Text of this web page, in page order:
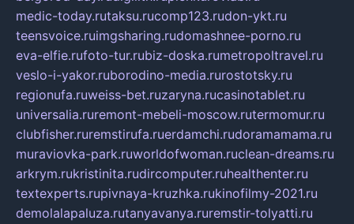
medic-today.rutaksu.rucomp123.rudon-ykt.ru
teensvoice.ruimgsharing.rudomashnee-porno.ru
eva-elfie.rufoto-tur.rubiz-doska.rumetropoltravel.ru
veslo-i-yakor.ruborodino-media.rurostotsky.ru
regionufa.ruweiss-bet.ruzaryna.rucasinotablet.ru
universalia.ruremont-mebeli-moscow.rutermomur.ru
clubfisher.ruremstirufa.ruerdamchi.rudoramamama.ru
muraviovka-park.ruworldofwoman.ruclean-dreams.ru
arkrym.rukristinita.rudircomputer.ruhealthenter.ru
textexperts.rupivnaya-kruzhka.rukinofilmy-2021.ru
demolalapaluza.rutanyavanya.ruremstir-tolyatti.ru